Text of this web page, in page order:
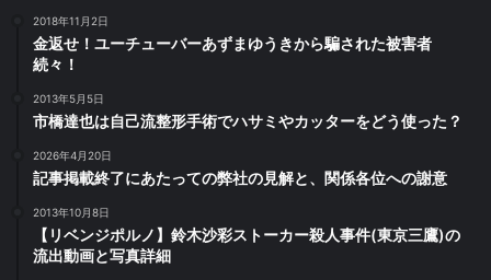
2018年11月2日
金返せ！ユーチューバーあずまゆうきから騙された被害者
続々！
2013年5月5日
市橋達也は自己流整形手術でハサミやカッターをどう使った？
2026年4月20日
記事掲載終了にあたっての弊社の見解と、関係各位への謝意
2013年10月8日
【リベンジポルノ】鈴木沙彩ストーカー殺人事件(東京三鷹)の
流出動画と写真詳細